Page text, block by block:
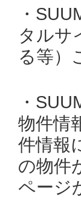
・
タルサ
る等）
・
物件情
件情報
の物件
ページ